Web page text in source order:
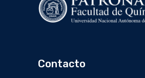
Contacto